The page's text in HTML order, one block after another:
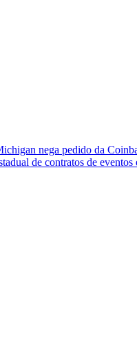
nega pedido da
de contratos de eventos